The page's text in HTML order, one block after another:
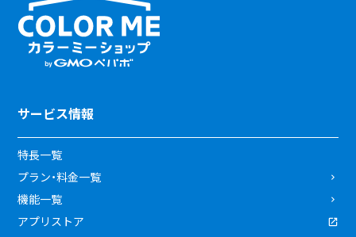
サービス情報
特長一覧
プラン・料金一覧
機能一覧
アプリストア